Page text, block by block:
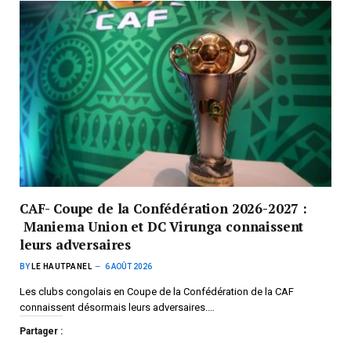
CAF- Coupe de la Confédération 2026-2027 :
Maniema Union et DC Virunga connaissent
leurs adversaires
BY LE HAUTPANEL 6 AOÛT 2026
Les clubs congolais en Coupe de la Confédération de la CAF
connaissent désormais leurs adversaires.…
Partager :